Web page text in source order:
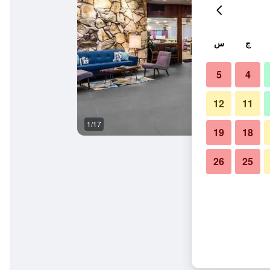
1/17
ج س
4
5
11
12
18
19
25
26